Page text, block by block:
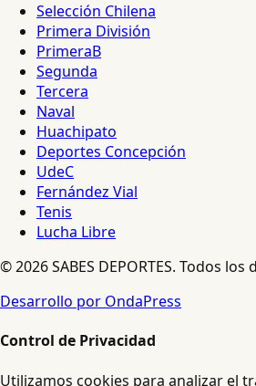
Selección Chilena
Primera División
PrimeraB
Segunda
Tercera
Naval
Huachipato
Deportes Concepción
UdeC
Fernández Vial
Tenis
Lucha Libre
© 2026 SABES DEPORTES. Todos
Desarrollo por OndaPress
Control de Privacidad
Utilizamos cookies para analizar el